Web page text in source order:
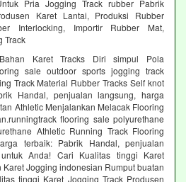
Pria Jogging Track rubber Pabrik
Karet Lantai, Produksi Rubber
Interlocking, Importir Rubber Mat,
Track
Karet Tracks Diri simpul Pola
sale outdoor sports jogging track
Track Material Rubber Tracks Self knot
Handal, penjualan langsung, harga
Athletic Menjalankan Melacak Flooring
flooring sale polyurethane
Athletic Running Track Flooring
terbaik: Pabrik Handal, penjualan
Anda! Cari Kualitas tinggi Karet
Jogging indonesian Rumput buatan
tinggi Karet Jogging Track Produsen